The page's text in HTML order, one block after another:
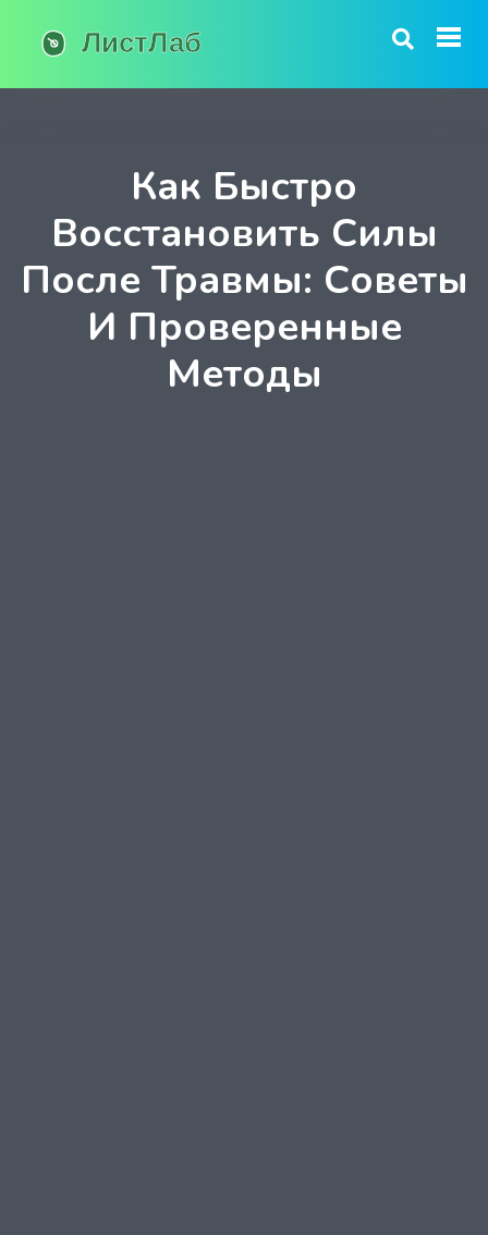
Как Быстро
Восстановить Силы
После Травмы: Советы
И Проверенные
Методы